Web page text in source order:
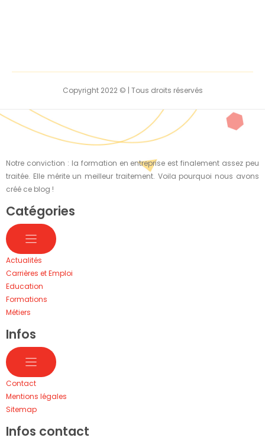
Copyright 2022 © | Tous droits réservés
Notre conviction : la formation en entreprise est finalement assez peu
traitée. Elle mérite un meilleur traitement. Voila pourquoi nous avons
créé ce blog !
Catégories
Actualités
Carrières et Emploi
Education
Formations
Métiers
Infos
Contact
Mentions légales
Sitemap
Infos contact